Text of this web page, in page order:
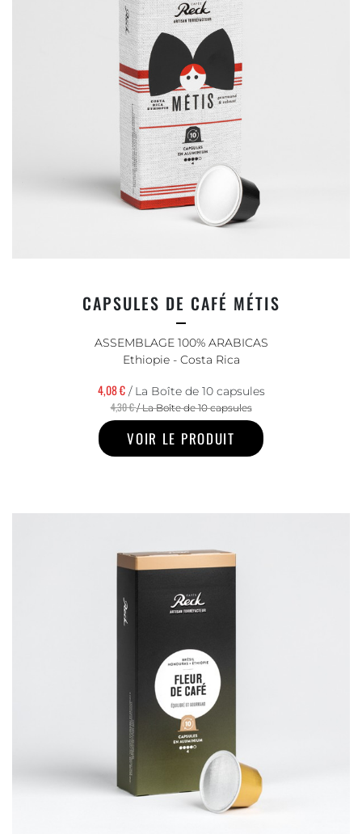
CAPSULES DE CAFÉ MÉTIS
ASSEMBLAGE 100% ARABICAS
Ethiopie - Costa Rica
4,08 €/ La Boîte de 10 capsules
4,30 €/ La Boîte de 10 capsules
VOIR LE PRODUIT